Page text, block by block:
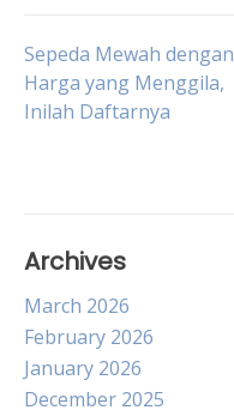
Post
navigation
Sepeda Mewah dengan
Harga yang Menggila,
Inilah Daftarnya
Archives
March 2026
February 2026
January 2026
December 2025